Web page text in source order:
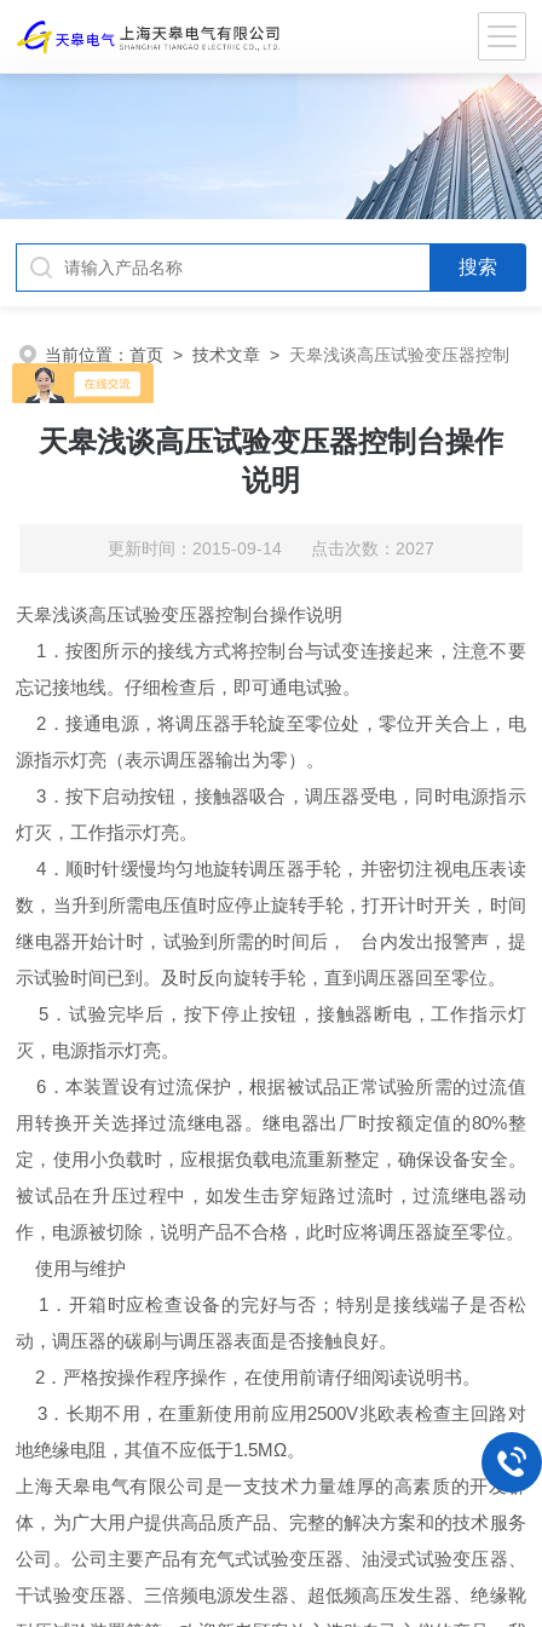
当前位置：首页 >技术文章 > 天皋浅谈高压试验变压器控制
台操作说明
天皋浅谈高压试验变压器控制台操作
说明
更新时间：2015-09-14 点击次数：2027
天皋浅谈高压试验变压器控制台操作说明
1．按图所示的接线方式将控制台与试变连接起来，注意不要
忘记接地线。仔细检查后，即可通电试验。
2．接通电源，将调压器手轮旋至零位处，零位开关合上，电
源指示灯亮（表示调压器输出为零）。
3．按下启动按钮，接触器吸合，调压器受电，同时电源指示
灯灭，工作指示灯亮。
4．顺时针缓慢均匀地旋转调压器手轮，并密切注视电压表读
数，当升到所需电压值时应停止旋转手轮，打开计时开关，时间
继电器开始计时，试验到所需的时间后， 台内发出报警声，提
示试验时间已到。及时反向旋转手轮，直到调压器回至零位。
5．试验完毕后，按下停止按钮，接触器断电，工作指示灯
灭，电源指示灯亮。
6．本装置设有过流保护，根据被试品正常试验所需的过流值
用转换开关选择过流继电器。继电器出厂时按额定值的80%整
定，使用小负载时，应根据负载电流重新整定，确保设备安全。
被试品在升压过程中，如发生击穿短路过流时，过流继电器动
作，电源被切除，说明产品不合格，此时应将调压器旋至零位。
使用与维护
1．开箱时应检查设备的完好与否；特别是接线端子是否松
动，调压器的碳刷与调压器表面是否接触良好。
2．严格按操作程序操作，在使用前请仔细阅读说明书。
3．长期不用，在重新使用前应用2500V兆欧表检查主回路对
地绝缘电阻，其值不应低于1.5MΩ。
上海天皋电气有限公司是一支技术力量雄厚的高素质的开发群
体，为广大用户提供高品质产品、完整的解决方案和的技术服务
公司。公司主要产品有充气式试验变压器、油浸式试验变压器、
干试验变压器、三倍频电源发生器、超低频高压发生器、绝缘靴